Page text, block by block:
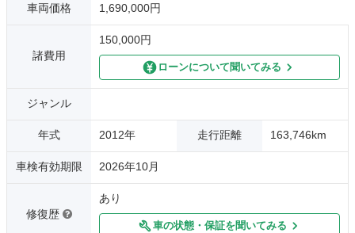
車両価格 1,690,000円
諸費用
150,000円
ローンについて聞いてみる
ジャンル
年式 2012年 走行距離 163,746km
車検有効期限 2026年10月
修復歴
あり
車の状態・保証を聞いてみる